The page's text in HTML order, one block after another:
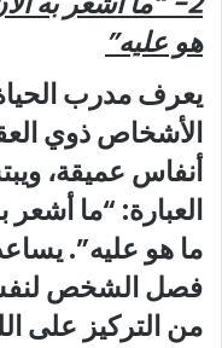
هو عليه”
يعرف مدرب
الأشخاص ذوي
أنفاس عميقة،
العبارة: “ما أشعر
ما هو عليه”.
فصل الشخص
من التركيز على